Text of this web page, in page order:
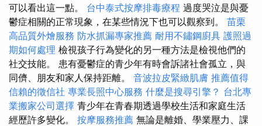
可以看出這一點。 台中泰式按摩排毒療程 過度哭泣是與憂
鬱症相關的正常現象，在某些情況下也可以觀察到。 苗栗
高品質外燴服務 防水抓漏專家推薦 耐用不鏽鋼廚具 護照過
期如何處理 檢視孩子行為變化的另一種方法是檢視他們的
社交技能。 患有憂鬱症的青少年有時會訴諸社會孤立，與
同儕、朋友和家人保持距離。 音波拉皮緊緻肌膚 推薦值得
信賴的徵信社 專業長照中心服務 什麼是搜尋引擎？ 台北專
業搬家公司選擇 青少年在青春期透過學校生活和家庭生活
經歷許多變化。 按摩服務推薦 無論是離婚、學業壓力、課